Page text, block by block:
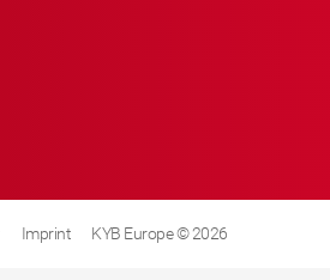
Imprint KYB Europe © 2026